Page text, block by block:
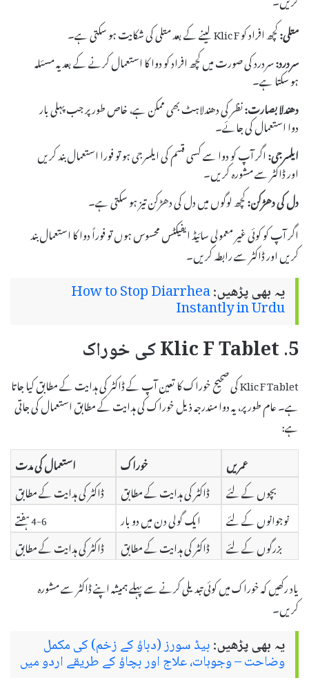
متلی:کچھ افراد کو Klic F لینے کے بعد متلی کی شکایت ہو سکتی ہے۔
سردرد:سردرد کی صورت میں کچھ افراد کو دوا کا استعمال کرنے کے بعد یہ مسئلہ
ہو سکتا ہے۔
دھندلا بصارت:نظر کی دھندلاہٹ بھی ممکن ہے، خاص طور پر جب پہلی بار
دوا استعمال کی جائے۔
ایلسرجی:اگر آپ کو دوا سے کسی قسم کی ایلسرجی ہو تو فورا استعمال بند کریں
اور ڈاکٹر سے مشورہ کریں۔
دل کی دھڑکن:کچھ لوگوں میں دل کی دھڑکن تیز ہو سکتی ہے۔
اگر آپ کو کوئی غیر معمولی سائیڈ ایفیکٹس محسوس ہوں تو فوراً دوا کا استعمال بند
کریں اور ڈاکٹر سے رابطہ کریں۔
یہ بھی پڑھیں:How to Stop Diarrhea
Instantly in Urdu
5. Klic F Tablet کی خوراک
Klic F Tablet کی صحیح خوراک کا تعین آپ کے ڈاکٹر کی ہدایت کے مطابق کیا جاتا
ہے۔ عام طور پر، یہ دوا مندرجہ ذیل خوراک کی ہدایت کے مطابق استعمال کی جاتی
ہے:
عمریں
خوراک
استعمال کی مدت
بچوں کے لئے
ڈاکٹر کی ہدایت کے مطابق
ڈاکٹر کی ہدایت کے مطابق
نوجوانوں کے لئے
ایک گولی دن میں دو بار
4-6 ہفتے
بزرگوں کے لئے
ڈاکٹر کی ہدایت کے مطابق
ڈاکٹر کی ہدایت کے مطابق
یاد رکھیں کہ خوراک میں کوئی تبدیلی کرنے سے پہلے ہمیشہ اپنے ڈاکٹر سے مشورہ
کریں۔
یہ بھی پڑھیں:بیڈ سورز (دباؤ کے زخم) کی مکمل
وضاحت – وجوہات، علاج اور بچاؤ کے طریقے اردو میں